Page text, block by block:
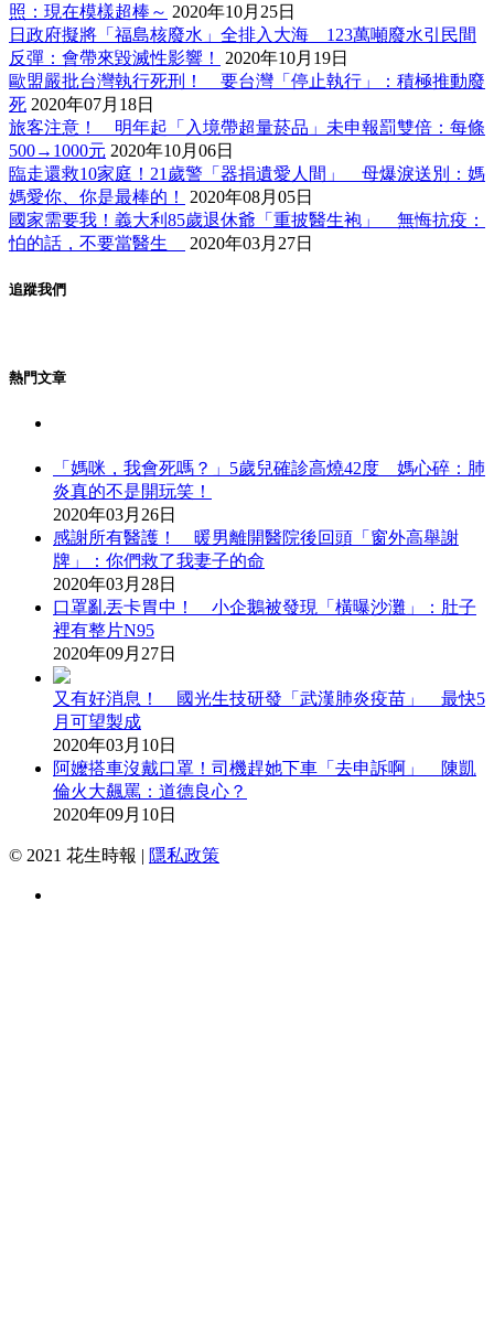
照：現在模樣超棒～ 2020年10月25日
日政府擬將「福島核廢水」全排入大海 123萬噸廢水引民間
反彈：會帶來毀滅性影響！
2020年10月19日
歐盟嚴批台灣執行死刑！ 要台灣「停止執行」：積極推動廢
死 2020年07月18日
旅客注意！ 明年起「入境帶超量菸品」未申報罰雙倍：每條
500→1000元 2020年10月06日
臨走還救10家庭！21歲警「器捐遺愛人間」 母爆淚送別：媽
媽愛你、你是最棒的！
2020年08月05日
國家需要我！義大利85歲退休爺「重披醫生袍」 無悔抗疫：
怕的話，不要當醫生
2020年03月27日
追蹤我們
熱門文章
「媽咪，我會死嗎？」5歲兒確診高燒42度 媽心碎：肺
炎真的不是開玩笑！
2020年03月26日
感謝所有醫護！ 暖男離開醫院後回頭「窗外高舉謝
牌」：你們救了我妻子的命
2020年03月28日
口罩亂丟卡胃中！ 小企鵝被發現「橫曝沙灘」：肚子
裡有整片N95
2020年09月27日
又有好消息！ 國光生技研發「武漢肺炎疫苗」 最快5
月可望製成
2020年03月10日
阿嬤搭車沒戴口罩！司機趕她下車「去申訴啊」 陳凱
倫火大飆罵：道德良心？
2020年09月10日
© 2021 花生時報 | 隱私政策